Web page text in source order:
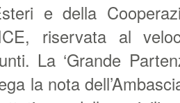
e della
ICE, riservata al
La ‘Grande
la nota